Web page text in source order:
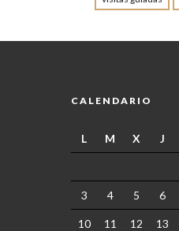
CALENDARIO
L M X J
3 4 5 6
10 11 12 13